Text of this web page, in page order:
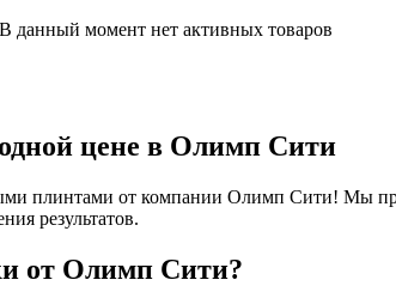
В данный момент нет активных товаров
цене в Олимп Сити
плинтами от компании Олимп Сити! Мы
результатов.
от Олимп Сити?